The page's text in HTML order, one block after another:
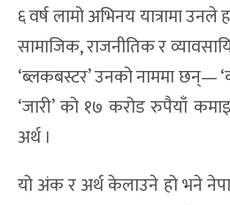
६ वर्ष लामो अभिनय यात्रामा
सामाजिक, राजनीतिक र
‘ब्लकबस्टर’ उनको नाममा छन्—
‘जारी’ को १७ करोड रुपैयाँ
अर्थ ।
यो अंक र अर्थ केलाउने हो भने